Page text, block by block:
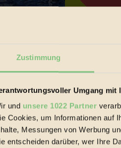
Zustimmung
Umgang mit
und unsere 1022 Partner
Cookies, um Informationen auf
Messungen von Werbung
entscheiden darüber, wer Ihre
den Ozean und seine
im Freilandhühnerbetrieb
fühlen sich in Mitteleuropa
die nach Entleerung voll